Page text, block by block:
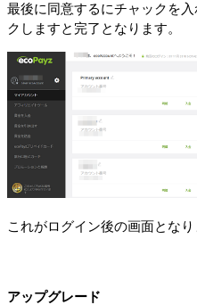
最後に同意するにチャックを
クしますと完了となります。
これがログイン後の画面となり
アップグレード